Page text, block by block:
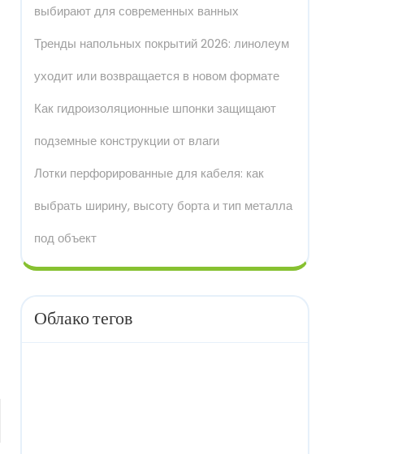
выбирают для современных ванных
Тренды напольных покрытий 2026: линолеум
уходит или возвращается в новом формате
Как гидроизоляционные шпонки защищают
подземные конструкции от влаги
Лотки перфорированные для кабеля: как
выбрать ширину, высоту борта и тип металла
под объект
Облако тегов